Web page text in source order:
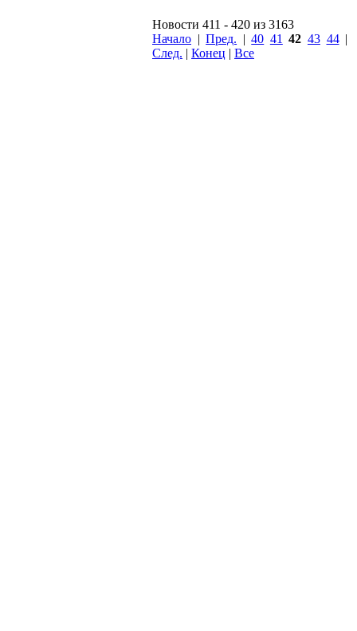
Новости 411 - 420 из 3163
Начало |Пред. |40 41 42 43 44|
След. | Конец | Все